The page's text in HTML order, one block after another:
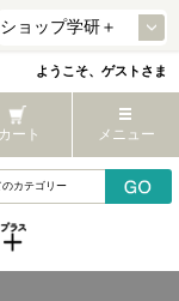
ようこそ、ゲストさま
カート メニュー